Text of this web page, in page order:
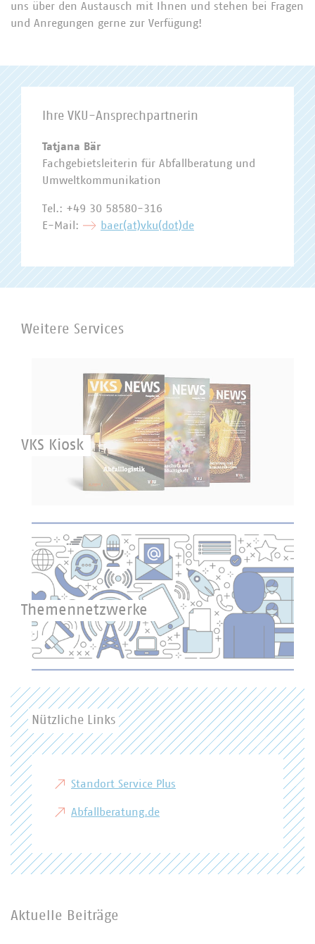
uns über den Austausch mit Ihnen und stehen bei Fragen
und Anregungen gerne zur Verfügung!
Ihre VKU-Ansprechpartnerin
Tatjana Bär
Fachgebietsleiterin für Abfallberatung und
Umweltkommunikation
Tel.: +49 30 58580-316
E-Mail:
baer(at)vku(dot)de
Weitere Services
VKS Kiosk
Themennetzwerke
Nützliche Links
Standort Service Plus
Abfallberatung.de
Aktuelle Beiträge